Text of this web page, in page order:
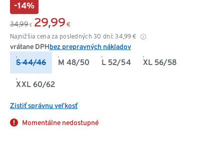
-14%
34,99 € 29,99 €
Najnižšia cena za posledných 30 dní: 34,99 €
vrátane DPHbez prepravných nákladov
S 44/46 M 48/50 L 52/54 XL 56/58
XXL 60/62
Zistiť správnu veľkosť
Momentálne nedostupné